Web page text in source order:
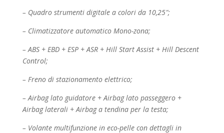
– Quadro strumenti digitale a colori da 10,25″;
– Climatizzatore automatico Mono-zona;
– ABS + EBD + ESP + ASR + Hill Start Assist + Hill Descent
Control;
– Freno di stazionamento elettrico;
– Airbag lato guidatore + Airbag lato passeggero +
Airbag laterali + Airbag a tendina per la testa;
– Volante multifunzione in eco-pelle con dettagli in